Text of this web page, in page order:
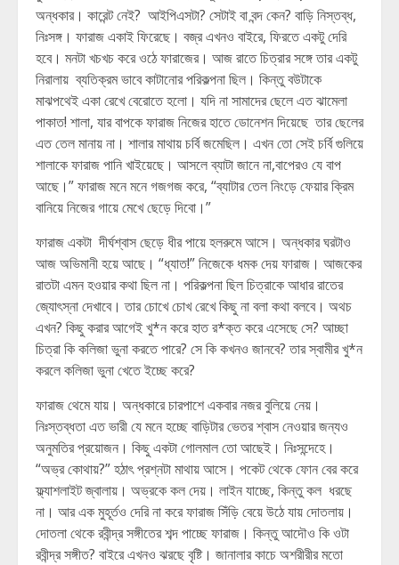
অন্ধকার। কারেন্ট নেই? আইপিএসটা? সেটাই বা বন্দ কেন? বাড়ি নিস্তব্ধ,
নিঃসঙ্গ। ফারাজ একাই ফিরেছে। বজ্র এখনও বাইরে, ফিরতে একটু দেরি
হবে। মনটা খচখচ করে ওঠে ফারাজের। আজ রাতে চিত্রার সঙ্গে তার একটু
নিরালায় ব্যতিক্রম ভাবে কাটানোর পরিকল্পনা ছিল। কিন্তু বউটাকে
মাঝপথেই একা রেখে বেরোতে হলো। যদি না সামাদের ছেলে এত ঝামেলা
পাকাত! শালা, যার বাপকে ফারাজ নিজের হাতে ডোনেশন দিয়েছে তার ছেলের
এত তেল মানায় না। শালার মাথায় চর্বি জমেছিল। এখন তো সেই চর্বি গুলিয়ে
শালাকে ফারাজ পানি খাইয়েছে। আসলে ব্যাটা জানে না,বাপেরও যে বাপ
আছে।” ফারাজ মনে মনে গজগজ করে, “ব্যাটার তেল নিংড়ে ফেয়ার ক্রিম
বানিয়ে নিজের গায়ে মেখে ছেড়ে দিবো।”
ফারাজ একটা দীর্ঘশ্বাস ছেড়ে ধীর পায়ে হলরুমে আসে। অন্ধকার ঘরটাও
আজ অভিমানী হয়ে আছে। “ধ্যাত!” নিজেকে ধমক দেয় ফারাজ। আজকের
রাতটা এমন হওয়ার কথা ছিল না। পরিকল্পনা ছিল চিত্রাকে আধার রাতের
জ্যোৎস্না দেখাবে। তার চোখে চোখ রেখে কিছু না বলা কথা বলবে। অথচ
এখন? কিছু করার আগেই খু*ন করে হাত র*ক্ত করে এসেছে সে? আচ্ছা
চিত্রা কি কলিজা ভুনা করতে পারে? সে কি কখনও জানবে? তার স্বামীর খু*ন
করলে কলিজা ভুনা খেতে ইচ্ছে করে?
ফারাজ থেমে যায়। অন্ধকারে চারপাশে একবার নজর বুলিয়ে নেয়।
নিঃস্তব্ধতা এত ভারী যে মনে হচ্ছে বাড়িটার ভেতর শ্বাস নেওয়ার জন্যও
অনুমতির প্রয়োজন। কিছু একটা গোলমাল তো আছেই। নিঃসন্দেহে।
“অভ্র কোথায়?” হঠাৎ প্রশ্নটা মাথায় আসে। পকেট থেকে ফোন বের করে
ফ্ল্যাশলাইট জ্বালায়। অভ্রকে কল দেয়। লাইন যাচ্ছে, কিন্তু কল ধরছে
না। আর এক মুহূর্তও দেরি না করে ফারাজ সিঁড়ি বেয়ে উঠে যায় দোতলায়।
দোতলা থেকে রবীন্দ্র সঙ্গীতের শব্দ পাচ্ছে ফারাজ। কিন্তু আদৌও কি ওটা
রবীন্দ্র সঙ্গীত? বাইরে এখনও ঝরছে বৃষ্টি। জানালার কাচে অশরীরীর মতো